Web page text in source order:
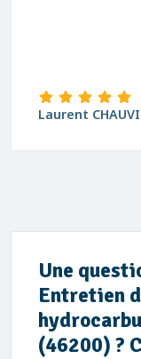
Laurent
Une
Entretien
(46200) ?